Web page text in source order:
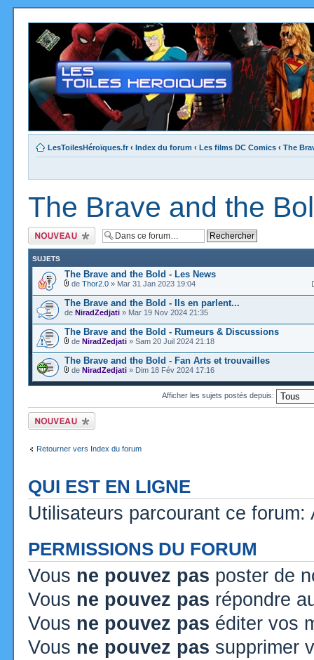
LesToilesHéroïques.fr ‹ Index du forum ‹ Les films DC Comics ‹ The
The Brave and the
Ecrire un nouveau
sujet
SUJETS
The Brave and the Bold - Les News
de Thor2.0 » Mar 31 Jan 2023 19:04
The Brave and the Bold - Ils en parlent...
de NiradZedjati » Mar 19 Nov 2024 21:35
The Brave and the Bold - Rumeurs & Discussions
de NiradZedjati » Sam 20 Juil 2024 21:18
The Brave and the Bold - Fan Arts et trouvailles
de NiradZedjati » Dim 18 Fév 2024 17:16
Afficher les sujets postés depuis:
Ecrire un nouveau
sujet
Retourner vers Index du forum
QUI EST EN LIGNE
Utilisateurs parcourant ce
PERMISSIONS DU FORUM
Vous ne pouvez pas poster de
Vous ne pouvez pas répondre
Vous ne pouvez pas éditer vos
Vous ne pouvez pas supprimer